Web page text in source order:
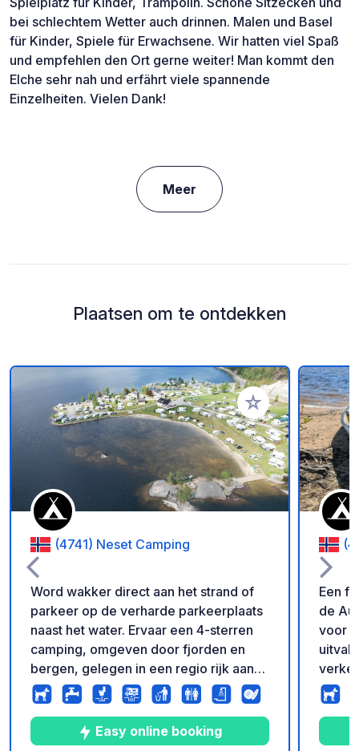
bei schlechtem Wetter auch drinnen. Malen und Basel
für Kinder, Spiele für Erwachsene. Wir hatten viel Spaß
und empfehlen den Ort gerne weiter! Man kommt den
Elche sehr nah und erfährt viele spannende
Einzelheiten. Vielen Dank!
Meer
Plaatsen om te ontdekken
Voeg toe aan je
(4741) Neset Camping
Word wakker direct aan het strand of
parkeer op de verharde parkeerplaats
naast het water. Ervaar een 4-sterren
camping, omgeven door fjorden en
bergen, gelegen in een regio rijk aan
Noorse cultuur en ervaringen. Elke
ochtend vers brood, een café met
pizza, hamburgers en street taco's in
het hoogseizoen, wandelingen direct
Easy online booking
Een
de
voor
naar
is